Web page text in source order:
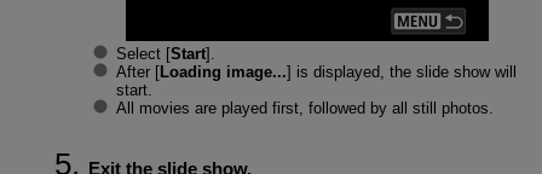
Select [Start].
After [Loading image...] is displayed, the slide show will
start.
All movies are played first, followed by all still photos.
Exit the slide show.